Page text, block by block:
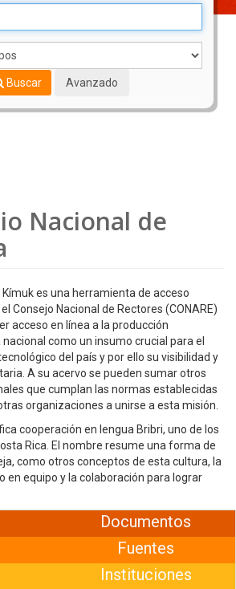
Buscar Avanzado
Nacional de
Kímuk es una herramienta de acceso
Consejo Nacional de Rectores (CONARE)
acceso en línea a la producción
como un insumo crucial para el
del país y por ello su visibilidad y
A su acervo se pueden sumar otros
que cumplan las normas establecidas
organizaciones a unirse a esta misión.
cooperación en lengua Bribri, uno de los
Rica. El nombre resume una forma de
como otros conceptos de esta cultura, la
en equipo y la colaboración para lograr
Documentos
Fuentes
Instituciones